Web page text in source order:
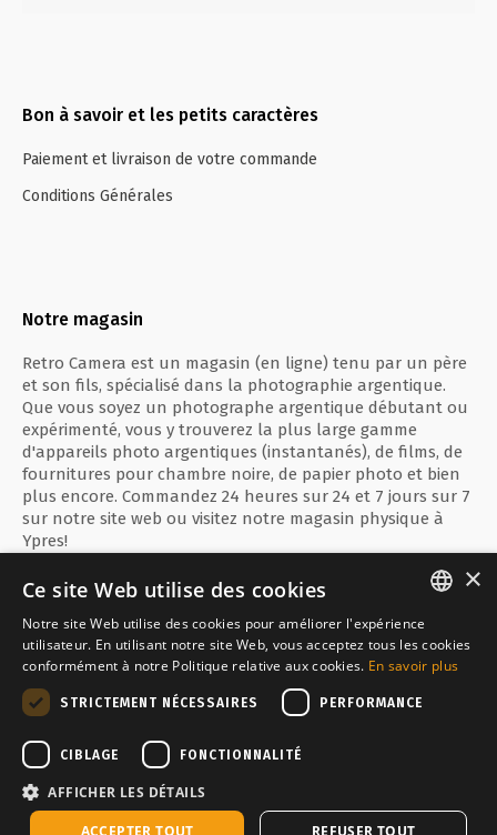
En stock, expédié sous 2-3 jours ouvrables
Bon à savoir et les petits caractères
Paiement et livraison de votre commande
Conditions Générales
Notre magasin
Retro Camera est un magasin (en ligne) tenu par un père
et son fils, spécialisé dans la photographie argentique.
Que vous soyez un photographe argentique débutant ou
expérimenté, vous y trouverez la plus large gamme
d'appareils photo argentiques (instantanés), de films, de
fournitures pour chambre noire, de papier photo et bien
plus encore. Commandez 24 heures sur 24 et 7 jours sur 7
sur notre site web ou visitez notre magasin physique à
Ypres!
Paiement sécurisé avec
ENGLISH
FRANÇAIS
×
Ce site Web utilise des cookies
Notre site Web utilise des cookies pour améliorer l'expérience
utilisateur. En utilisant notre site Web, vous acceptez tous les cookies
conformément à notre Politique relative aux cookies. En savoir plus
STRICTEMENT NÉCESSAIRES PERFORMANCE
CIBLAGE FONCTIONNALITÉ
AFFICHER LES DÉTAILS
ACCEPTER TOUT REFUSER TOUT